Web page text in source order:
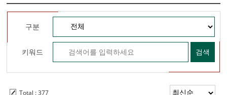
구분
키워드 검색
Total : 377